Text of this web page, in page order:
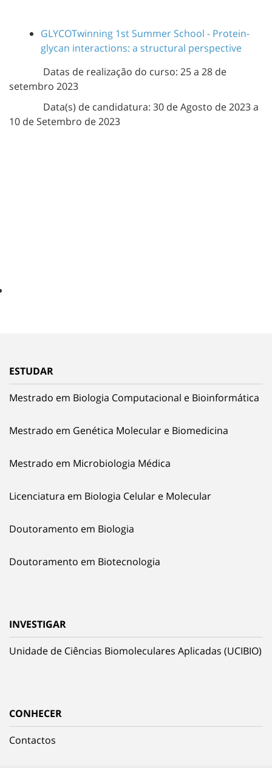
GLYCOTwinning 1st Summer School - Protein-
glycan interactions: a structural perspective
Datas de realização do curso: 25 a 28 de
setembro 2023
Data(s) de candidatura: 30 de Agosto de 2023 a
10 de Setembro de 2023
ESTUDAR
Mestrado em Biologia Computacional e Bioinformática
Mestrado em Genética Molecular e Biomedicina
Mestrado em Microbiologia Médica
Licenciatura em Biologia Celular e Molecular
Doutoramento em Biologia
Doutoramento em Biotecnologia
INVESTIGAR
Unidade de Ciências Biomoleculares Aplicadas (UCIBIO)
CONHECER
Contactos